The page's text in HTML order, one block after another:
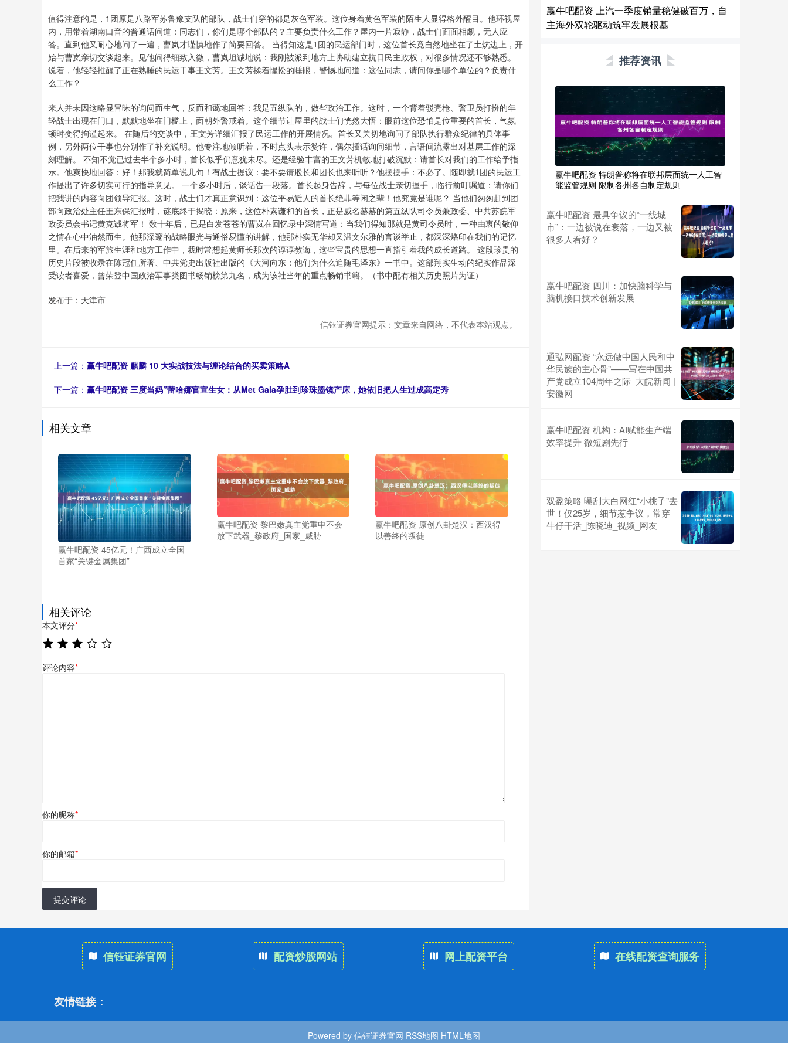
值得注意的是，1团原是八路军苏鲁豫支队的部队，战士们穿的都是灰色军装。这位身着黄色军装的陌生人显得格外醒目。他环视屋
内，用带着湖南口音的普通话问道：同志们，你们是哪个部队的？主要负责什么工作？屋内一片寂静，战士们面面相觑，无人应
答。直到他又耐心地问了一遍，曹岚才谨慎地作了简要回答。 当得知这是1团的民运部门时，这位首长竟自然地坐在了土炕边上，开
始与曹岚亲切交谈起来。见他问得细致入微，曹岚坦诚地说：我刚被派到地方上协助建立抗日民主政权，对很多情况还不够熟悉。
说着，他轻轻推醒了正在熟睡的民运干事王文芳。王文芳揉着惺忪的睡眼，警惕地问道：这位同志，请问你是哪个单位的？负责什
么工作？
来人并未因这略显冒昧的询问而生气，反而和蔼地回答：我是五纵队的，做些政治工作。这时，一个背着驳壳枪、警卫员打扮的年
轻战士出现在门口，默默地坐在门槛上，面朝外警戒着。这个细节让屋里的战士们恍然大悟：眼前这位恐怕是位重要的首长，气氛
顿时变得拘谨起来。 在随后的交谈中，王文芳详细汇报了民运工作的开展情况。首长又关切地询问了部队执行群众纪律的具体事
例，另外两位干事也分别作了补充说明。他专注地倾听着，不时点头表示赞许，偶尔插话询问细节，言语间流露出对基层工作的深
刻理解。 不知不觉已过去半个多小时，首长似乎仍意犹未尽。还是经验丰富的王文芳机敏地打破沉默：请首长对我们的工作给予指
示。他爽快地回答：好！那我就简单说几句！有战士提议：要不要请股长和团长也来听听？他摆摆手：不必了。随即就1团的民运工
作提出了许多切实可行的指导意见。 一个多小时后，谈话告一段落。首长起身告辞，与每位战士亲切握手，临行前叮嘱道：请你们
把我讲的内容向团领导汇报。这时，战士们才真正意识到：这位平易近人的首长绝非等闲之辈！他究竟是谁呢？ 当他们匆匆赶到团
部向政治处主任王东保汇报时，谜底终于揭晓：原来，这位朴素谦和的首长，正是威名赫赫的第五纵队司令员兼政委、中共苏皖军
政委员会书记黄克诚将军！ 数十年后，已是白发苍苍的曹岚在回忆录中深情写道：当我们得知那就是黄司令员时，一种由衷的敬仰
之情在心中油然而生。他那深邃的战略眼光与通俗易懂的讲解，他那朴实无华却又温文尔雅的言谈举止，都深深烙印在我们的记忆
里。在后来的军旅生涯和地方工作中，我时常想起黄师长那次的谆谆教诲，这些宝贵的思想一直指引着我的成长道路。 这段珍贵的
历史片段被收录在陈冠任所著、中共党史出版社出版的《大河向东：他们为什么追随毛泽东》一书中。这部翔实生动的纪实作品深
受读者喜爱，曾荣登中国政治军事类图书畅销榜第九名，成为该社当年的重点畅销书籍。（书中配有相关历史照片为证）
发布于：天津市
信钰证券官网提示：文章来自网络，不代表本站观点。
上一篇： 赢牛吧配资 麒麟 10 大实战技法与缠论结合的买卖策略A
下一篇： 赢牛吧配资 三度当妈”蕾哈娜官宣生女：从Met Gala孕肚到珍珠墨镜产床，她依旧把人生过成高定秀
相关文章
赢牛吧配资 45亿元！广西成立全国
首家“关键金属集团”
赢牛吧配资 黎巴嫩真主党重申不会
放下武器_黎政府_国家_威胁
赢牛吧配资 原创八卦楚汉：西汉得
以善终的叛徒
相关评论
本文评分*
评论内容*
你的昵称*
你的邮箱*
提交评论
赢牛吧配资 上汽一季度销量稳健破百万，自
主海外双轮驱动筑牢发展根基
推荐资讯
赢牛吧配资 特朗普称将在联邦层面统一人工智
能监管规则 限制各州各自制定规则
赢牛吧配资 最具争议的“一线城
市”：一边被说在衰落，一边又被
很多人看好？
赢牛吧配资 四川：加快脑科学与
脑机接口技术创新发展
通弘网配资 “永远做中国人民和中
华民族的主心骨”——写在中国共
产党成立104周年之际_大皖新闻 |
安徽网
赢牛吧配资 机构：AI赋能生产端
效率提升 微短剧先行
双盈策略 曝刮大白网红“小桃子”去
世！仅25岁，细节惹争议，常穿
牛仔干活_陈晓迪_视频_网友
信钰证券官网 配资炒股网站 网上配资平台 在线配资查询服务
友情链接：
Powered by 信钰证券官网 RSS地图 HTML地图